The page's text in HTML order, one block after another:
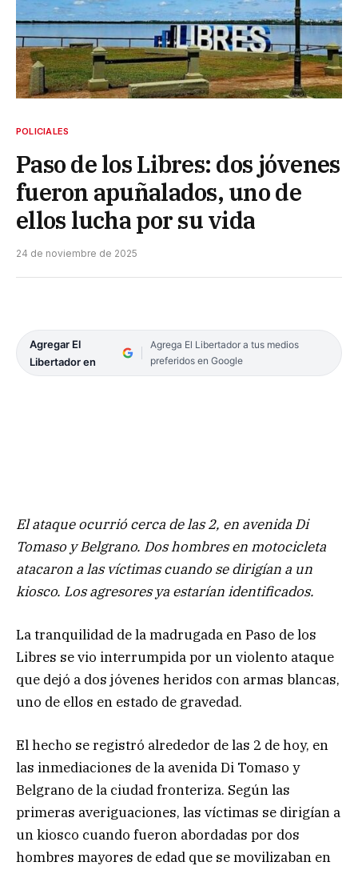
POLICIALES
Paso de los Libres: dos jóvenes
fueron apuñalados, uno de
ellos lucha por su vida
24 de noviembre de 2025
Agregar El
Libertador en
Agrega El Libertador a tus medios
preferidos en Google
El ataque ocurrió cerca de las 2, en avenida Di
Tomaso y Belgrano. Dos hombres en motocicleta
atacaron a las víctimas cuando se dirigían a un
kiosco. Los agresores ya estarían identificados.
La tranquilidad de la madrugada en Paso de los
Libres se vio interrumpida por un violento ataque
que dejó a dos jóvenes heridos con armas blancas,
uno de ellos en estado de gravedad.
El hecho se registró alrededor de las 2 de hoy, en
las inmediaciones de la avenida Di Tomaso y
Belgrano de la ciudad fronteriza. Según las
primeras averiguaciones, las víctimas se dirigían a
un kiosco cuando fueron abordadas por dos
hombres mayores de edad que se movilizaban en